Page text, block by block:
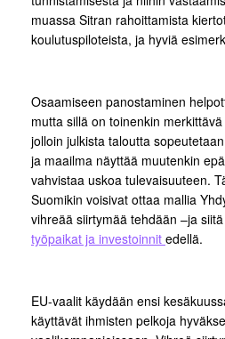
muassa Sitran rahoittamista
koulutuspiloteista, ja hyviä
Osaamiseen panostaminen
mutta sillä on toinenkin
jolloin julkista taloutta
ja maailma näyttää muutenkin
vahvistaa uskoa tulevaisuuteen.
Suomikin voisivat ottaa mallia
vihreää siirtymää tehdään –ja
työpaikat ja investoinnit edellä.
EU-vaalit käydään ensi
käyttävät ihmisten pelkoja